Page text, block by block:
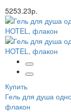
5253.23р.
Купить
Гель для душа
флакон